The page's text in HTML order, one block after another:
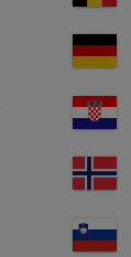
keyboard_arrow_right